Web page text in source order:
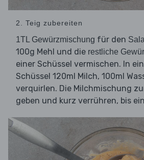
2. Teig zubereiten
1TL Gewürzmischung für den
100g Mehl und die restliche
einer Schüssel vermischen. In
Schüssel 120ml Milch, 100ml
verquirlen. Die Milchmischung
geben und kurz verrühren, bis ein